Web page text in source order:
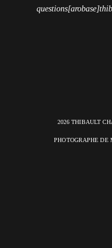
2026 THIBAULT
PHOTOGRAPHE DE